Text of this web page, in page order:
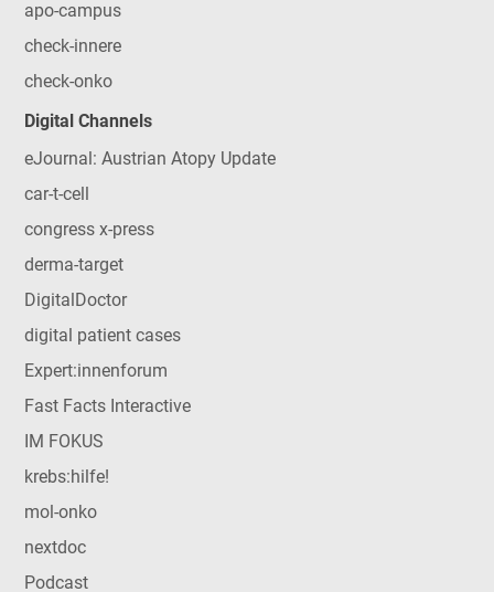
apo-campus
check-innere
check-onko
Digital Channels
eJournal: Austrian Atopy Update
car-t-cell
congress x-press
derma-target
DigitalDoctor
digital patient cases
Expert:innenforum
Fast Facts Interactive
IM FOKUS
krebs:hilfe!
mol-onko
nextdoc
Podcast